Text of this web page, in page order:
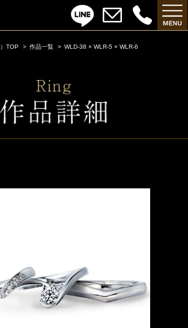
TOP 作品一覧 WLD-38 × WLR-5 × WLR-6